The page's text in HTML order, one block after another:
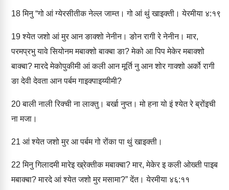
18मिनु “गो आं ग्‍येरसीतीक नेल्‍ल जाम्‍त। गो आं थुं खाइक्‍ती। येरमीया ४:१९
19श्‍येत जशो आं मुर आन ङाक्‍शो नेनीन। ङोन रागी रे नेनीन। मार,
परमप्रभु यावे सियोनम मबाक्‍शो बाक्‍बा ङा? मेको आ पिप मेकेर मबाक्‍शो
बाक्‍बा? मारदे मेकोपुकीमी आं कली आन मूर्ति नु आन शोर गाक्‍शो अर्को रागी
ङा देवी देवता आन पर्बम गाइक्‍पाइय्‍यीमी?
20बाली नाली रिक्‍ची ना लाक्‍तु। बर्खा नुप्‍त। मो हना यो इं श्‍येत रे ब्रोंइची
ना मजा।
21 आं श्‍येत जशो मुर आ पर्बम गो रोंका पा थुं खाइक्‍ती।
22 मिनु गिलादमी मारेइ ख्रेक्‍तीक मबाक्‍बा? मार, मेकेर इ कली ओख्‍ती पाइब
मबाक्‍बा? मारदे आं श्‍येत जशो मुर मसामा?” देंत। येरमीया ४६:११